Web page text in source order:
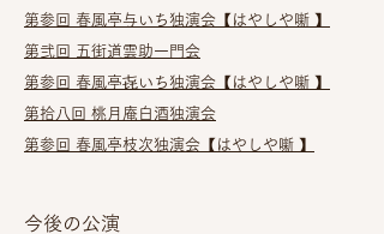
第参回 春風亭与いち独演会 【はやしや噺 】
第弐回 五街道雲助一門会
第参回 春風亭㐂いち独演会 【はやしや噺 】
第拾八回 桃月庵白酒独演会
第参回 春風亭枝次独演会【はやしや噺 】
今後の公演